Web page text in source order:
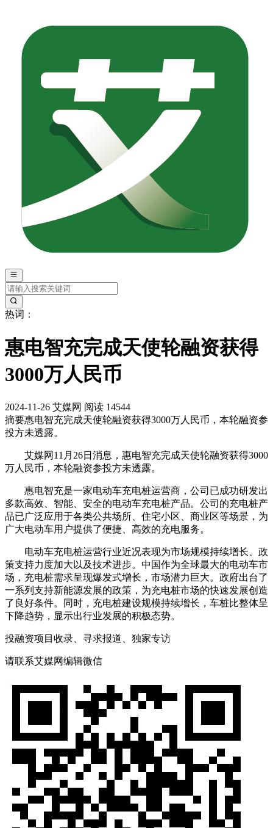
热词：
惠电智充完成天使轮融资获得
3000万人民币
2024-11-26 艾媒网 阅读 14544
摘要惠电智充完成天使轮融资获得3000万人民币，本轮融资参
投方未透露。
艾媒网11月26日消息，惠电智充完成天使轮融资获得3000
万人民币，本轮融资参投方未透露。
惠电智充是一家电动车充电桩运营商，公司已成功研发出
多款高效、智能、安全的电动车充电桩产品。公司的充电桩产
品已广泛应用于各类公共场所、住宅小区、商业区等场景，为
广大电动车用户提供了便捷、高效的充电服务。
电动车充电桩运营行业近况表现为市场规模持续增长、政
策支持力度加大以及技术进步。中国作为全球最大的电动车市
场，充电桩需求呈现爆发式增长，市场潜力巨大。政府出台了
一系列支持新能源发展的政策，为充电桩市场的快速发展创造
了良好条件。同时，充电桩建设规模持续增长，车桩比整体呈
下降趋势，显示出行业发展的积极态势。
投融资项目收录、寻求报道、独家专访
请联系艾媒网编辑微信